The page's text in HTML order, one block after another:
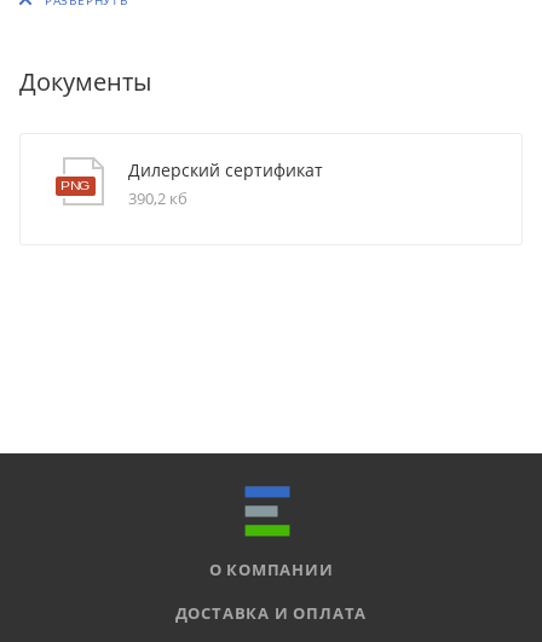
Документы
Дилерский сертификат
390,2 кб
О КОМПАНИИ
ДОСТАВКА И ОПЛАТА